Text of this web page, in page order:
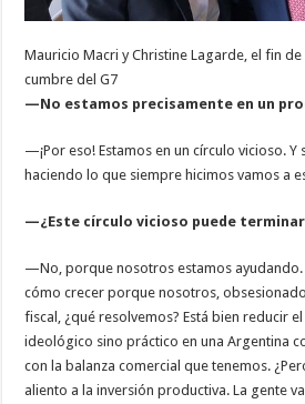
Mauricio Macri y Christine Lagarde, el fin
cumbre del G7
—No estamos precisamente en un
—¡Por eso! Estamos en un círculo vicioso. Y
haciendo lo que siempre hicimos vamos a
—¿Este círculo vicioso puede terminar
—No, porque nosotros estamos ayudando.
cómo crecer porque nosotros,
fiscal, ¿qué resolvemos? Está bien reducir
ideológico sino práctico en una Argentina
con la balanza comercial que tenemos.
aliento a la inversión productiva. La gente